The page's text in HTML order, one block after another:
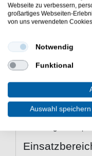
und Ausziehen
Hochwertige
Einsatz
Sechs
Technische
Tasche:Mit
Verschluss:
Webseite zu verbessern,
großartiges Webseiten-
von uns verwendeten
Notwendig
Funktional
Auswahl speichern